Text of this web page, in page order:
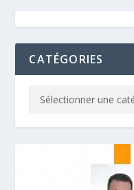
CATÉGORIES